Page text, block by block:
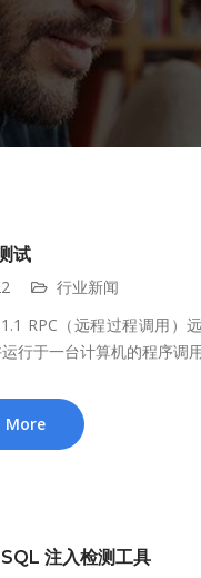
试
行业新闻
RPC（远程过程调用）
行于一台计算机的程序调
More
注入检测工具